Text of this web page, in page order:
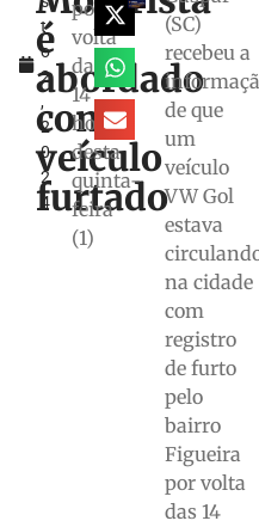
t
o
2
,
2
0
2
4
é
abordado
com
veículo
furtado
por
volta
das
14
horas
desta
quinta-
feira
(1)
(SC)
recebeu a
de que
um
veículo
VW Gol
estava
na cidade
com
registro
de furto
pelo
bairro
Figueira
por volta
das 14